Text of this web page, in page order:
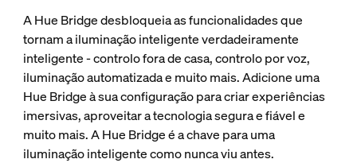
A Hue Bridge desbloqueia as funcionalidades que
tornam a iluminação inteligente verdadeiramente
inteligente - controlo fora de casa, controlo por voz,
iluminação automatizada e muito mais. Adicione uma
Hue Bridge à sua configuração para criar experiências
imersivas, aproveitar a tecnologia segura e fiável e
muito mais. A Hue Bridge é a chave para uma
iluminação inteligente como nunca viu antes.